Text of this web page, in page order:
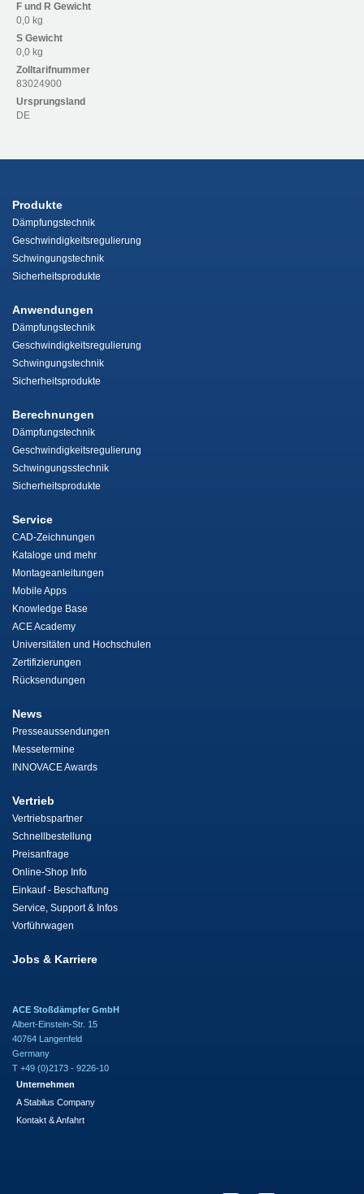
F und R Gewicht
0,0 kg
S Gewicht
0,0 kg
Zolltarifnummer
83024900
Ursprungsland
DE
Produkte
Dämpfungstechnik
Geschwindigkeitsregulierung
Schwingungstechnik
Sicherheitsprodukte
Anwendungen
Dämpfungstechnik
Geschwindigkeitsregulierung
Schwingungstechnik
Sicherheitsprodukte
Berechnungen
Dämpfungstechnik
Geschwindigkeitsregulierung
Schwingungsstechnik
Sicherheitsprodukte
Service
CAD-Zeichnungen
Kataloge und mehr
Montageanleitungen
Mobile Apps
Knowledge Base
ACE Academy
Universitäten und Hochschulen
Zertifizierungen
Rücksendungen
News
Presseaussendungen
Messetermine
INNOVACE Awards
Vertrieb
Vertriebspartner
Schnellbestellung
Preisanfrage
Online-Shop Info
Einkauf - Beschaffung
Service, Support & Infos
Vorführwagen
Jobs & Karriere
ACE Stoßdämpfer GmbH
Albert-Einstein-Str. 15
40764 Langenfeld
Germany
T +49 (0)2173 - 9226-10
Unternehmen
A Stabilus Company
Kontakt & Anfahrt